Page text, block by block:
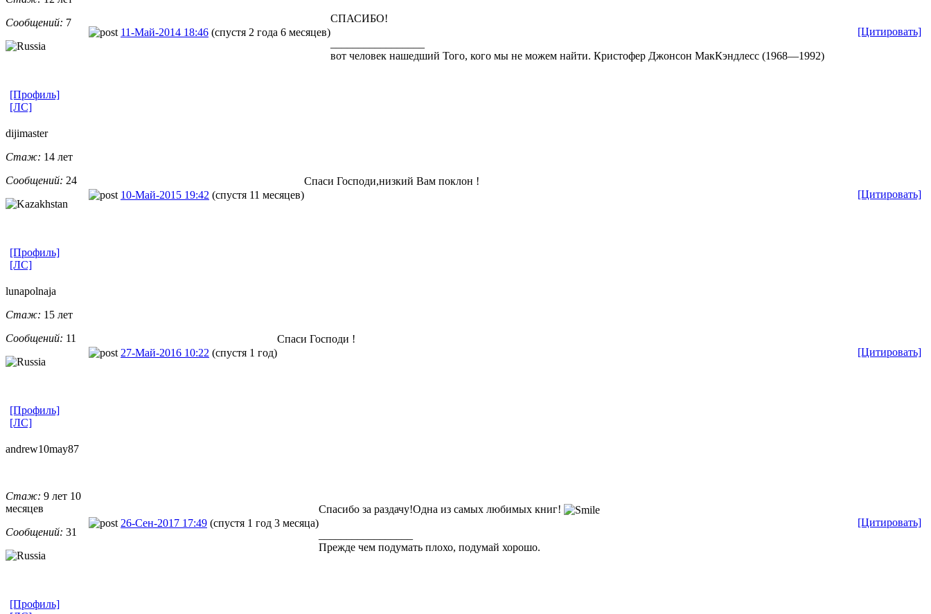
Сообщений: 7
11-Май-2014 18:46 (спустя 2 года 6 месяцев) [Цитировать]
СПАСИБО!
вот человек нашедший Того, кого мы не можем найти. Кристофер Джонсон МакКэндлесс (1968—1992)
[Профиль]
[ЛС]
dijimaster
Стаж: 14 лет
Сообщений: 24
10-Май-2015 19:42 (спустя 11 месяцев) [Цитировать]
Спаси Господи,низкий Вам поклон !
[Профиль]
[ЛС]
lunapolnaja
Стаж: 15 лет
Сообщений: 11
27-Май-2016 10:22 (спустя 1 год) [Цитировать]
Спаси Господи !
[Профиль]
[ЛС]
andrew10may8​7
Стаж: 9 лет 10
месяцев
Сообщений: 31
26-Сен-2017 17:49 (спустя 1 год 3 месяца) [Цитировать]
Спасибо за раздачу!Одна из самых любимых книг!
Прежде чем подумать плохо, подумай хорошо.
[Профиль]